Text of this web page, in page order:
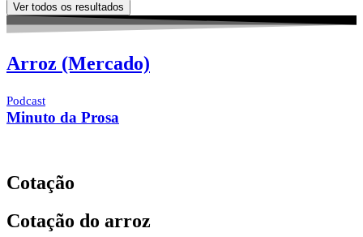
Ver todos os resultados
Arroz (Mercado)
Podcast
Minuto da Prosa
Cotação
Cotação do arroz